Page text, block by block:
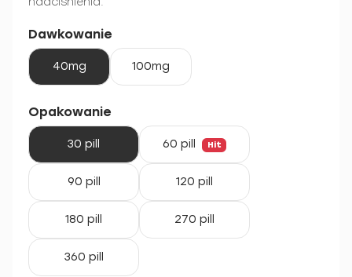
Dawkowanie
40mg 100mg
Opakowanie
30 pill 60 pill Hit
90 pill 120 pill
180 pill 270 pill
360 pill